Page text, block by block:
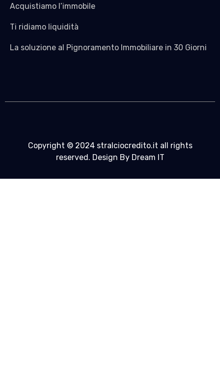
Acquistiamo l’immobile
Ti ridiamo liquidità
La soluzione al Pignoramento Immobiliare in 30 Giorni
Copyright © 2024 stralciocredito.it all rights
reserved. Design By Dream IT